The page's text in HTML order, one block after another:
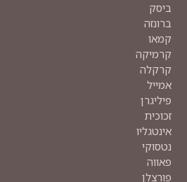
ביסק
ברונזה
קמאו
קרמיקה
קרקלה
אמייל
פיליגרן
זכוכית
אינטגליו
נטסוקי
פאווה
פורצלן